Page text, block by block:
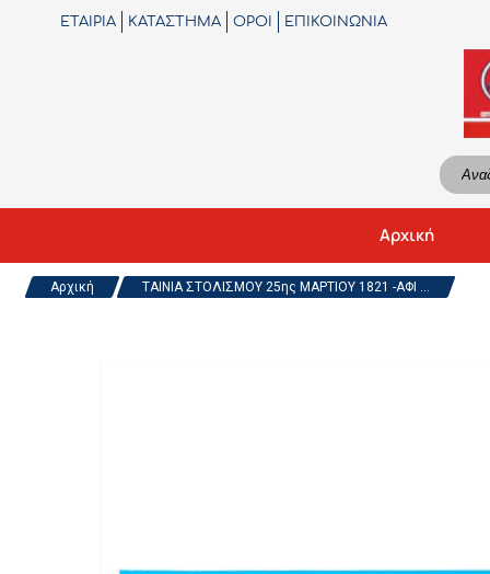
ΕΤΑΙΡΙΑ ΚΑΤΑΣΤΗΜΑ ΟΡΟΙ ΕΠΙΚΟΙΝΩΝΙΑ
Αρχική
Αρχική ΤΑΙΝΙΑ ΣΤΟΛΙΣΜΟΥ 25ης ΜΑΡΤΙΟΥ 1821 -ΑΦΙ ...